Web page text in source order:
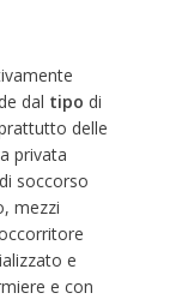
dal tipo di
delle
privata
soccorso
mezzi
e
e con